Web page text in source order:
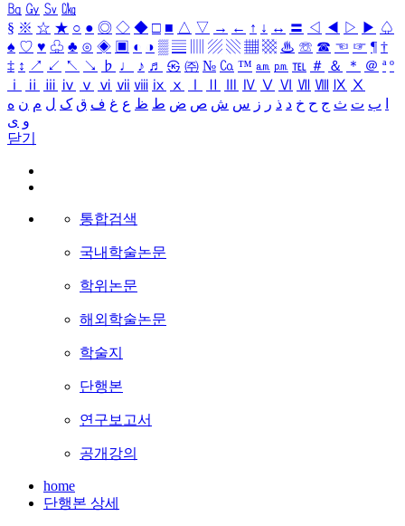
㏃ ㏉ ㏜ ㏆
§ ※ ☆ ★ ○ ● ◎ ◇ ◆ □ ■ △ ▽ → ← ↑ ↓ ↔ 〓 ◁ ◀ ▷ ▶ ♤
♠ ♡ ♥ ♧ ♣ ⊙ ◈ ▣ ◐ ◑ ▒ ▤ ▨ ▧ ▦ ▩ ♨ ☏ ☎ ☜ ☞ ¶ †
‡ ↕ ↗ ↙ ↖ ↘ ♭ ♩ ♪ ♬ ㉿ ㈜ № ㏇ ™ ㏂ ㏘ ℡ ＃ ＆ ＊ ＠ ª º
ⅰ
ⅱ ⅲ ⅳ ⅴ ⅵ ⅶ ⅷ ⅸ ⅹ Ⅳ Ⅴ Ⅵ Ⅶ Ⅷ Ⅸ Ⅹ
ب ت ث ج ح خ د ذ ر ز س ش ص ض ط ظ ع غ ف ق ک ل م ن ه
و ی
닫기
통합검색
국내학술논문
학위논문
해외학술논문
학술지
단행본
연구보고서
공개강의
home
단행본 상세